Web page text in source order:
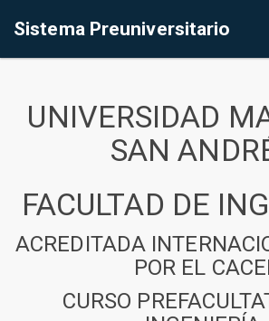
Sistema Preuniversitario
UNIVERSIDAD
SAN
FACULTAD DE
ACREDITADA
POR EL
CURSO